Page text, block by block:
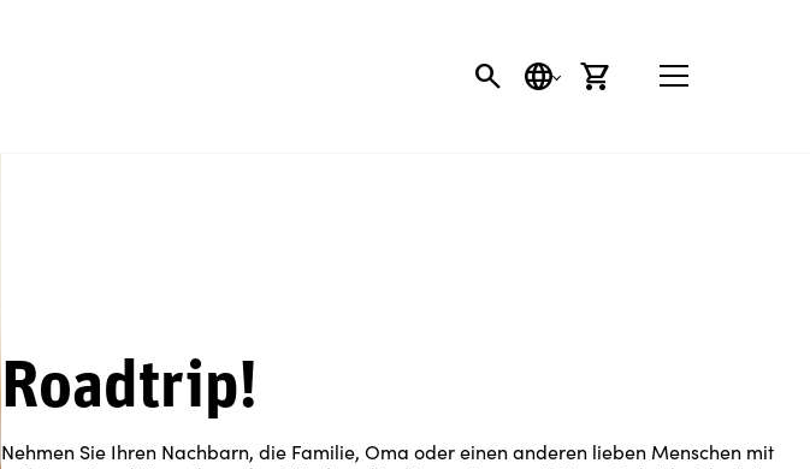
SEARCH BUTTON
SPRACHEEINKAUFSWAGEN
Roadtrip!
Nehmen Sie Ihren Nachbarn, die Familie, Oma oder einen anderen lieben Menschen mit